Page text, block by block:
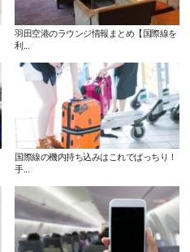
羽田空港のラウンジ情報まとめ【国際線を
利...
国際線の機内持ち込みはこれでばっちり！
手...